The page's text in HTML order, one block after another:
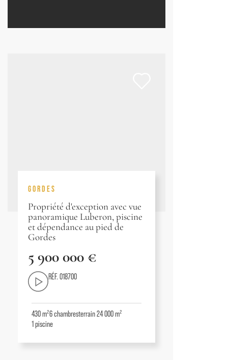
GORDES
Propriété d'exception avec vue
panoramique Luberon, piscine
et dépendance au pied de
Gordes
5 900 000 €
RÉF. 018700
430 m²6chambresterrain 24 000 m²
1piscine